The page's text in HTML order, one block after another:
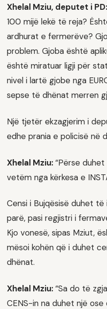
Xhelal Mziu, deputet i PD:
100 mijë lekë të reja?
ardhurat e fermerëve?
problem. Gjoba është
është miratuar ligji për
nivel i lartë gjobe nga
sepse të dhënat merren
Një tjetër ekzagjerim i
edhe prania e policisë në
Xhelal Mziu:“Përse
vetëm nga kërkesa e
Censi i Bujqësisë duhet
parë, pasi regjistri i
Kjo vonesë, sipas Mziut,
mësoi kohën që i duhet
dhënat.
Xhelal Mziu:“Sa do të
CENS-in na duhet një